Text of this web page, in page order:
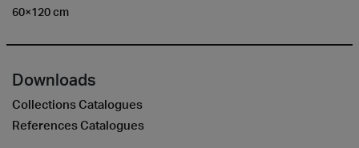
60×120 cm
Downloads
Collections Catalogues
References Catalogues